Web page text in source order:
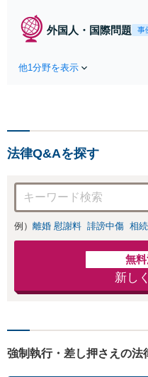
外国人・国際問題 事
他1分野を表示
法律Q&Aを探す
例） 離婚 慰謝料 誹謗中傷 相
無
新し
強制執行・差し押さえの法